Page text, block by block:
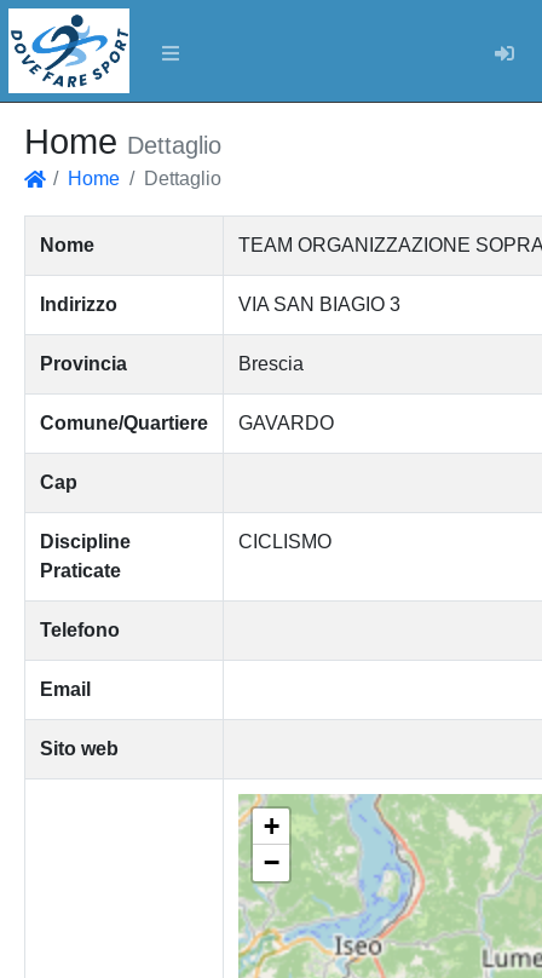
Home Dettaglio
Home Dettaglio
Nome TEAM ORGANIZZAZIONE
Indirizzo VIA SAN BIAGIO 3
Provincia Brescia
Comune/Quartiere GAVARDO
Cap
Discipline
Praticate
CICLISMO
Telefono
Email
Sito web
+
−